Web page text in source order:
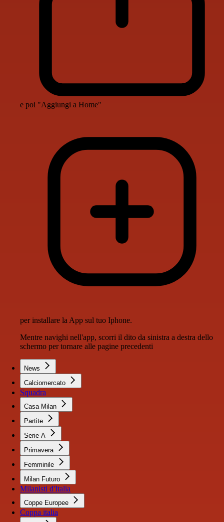
e poi "Aggiungi a Home"
per installare la App sul tuo Iphone.
Mentre navighi nell'app, scorri il dito da sinistra a destra dello
schermo per tornare alle pagine precedenti
News
Calciomercato
Squadra
Casa Milan
Partite
Serie A
Primavera
Femminile
Milan Futuro
Milanisti d'Italia
Coppe Europee
Coppa italia